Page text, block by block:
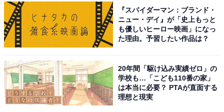
パが良くリピートしています。『スパイダーマン：ブランド・
ニュー・デイ』が「史上もっと
も優しいヒーロー映画」になっ
た理由。予習したい作品は？
20年間「駆け込み実績ゼロ」の
学校も…「こども110番の家」
は本当に必要？ PTAが直面する
理想と現実